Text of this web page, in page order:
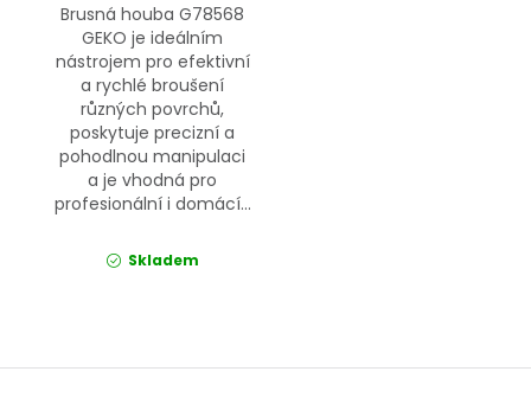
Brusná houba G78568
GEKO je ideálním
nástrojem pro efektivní
a rychlé broušení
různých povrchů,
poskytuje precizní a
pohodlnou manipulaci
a je vhodná pro
profesionální i domácí...
Skladem